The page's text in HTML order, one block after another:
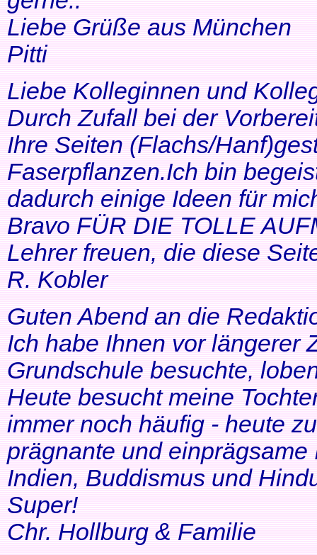
Liebe Grüße aus München
Pitti
Liebe Kolleginnen und
Durch Zufall bei der
Ihre Seiten (Flachs/
Faserpflanzen.Ich bin
dadurch einige Ideen für
Bravo FÜR DIE TOLLE
Lehrer freuen, die diese
R. Kobler
Guten Abend an die
Ich habe Ihnen vor längerer
Grundschule besuchte,
Heute besucht meine
immer noch häufig - heute
prägnante und
Indien, Buddismus und
Super!
Chr. Hollburg & Familie